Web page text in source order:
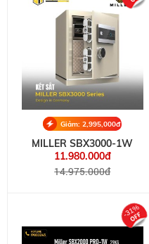
Giảm: 2,995,000đ
MILLER SBX3000-1W
11.980.000đ
14.975.000đ
-31%